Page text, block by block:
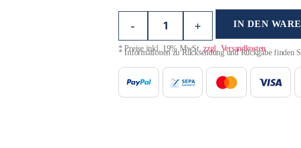
- + IN DEN
* Preise inkl. 19% MwSt.zzgl. Versandkosten
* Informationen zu Rücksendung und Rückgabe finden